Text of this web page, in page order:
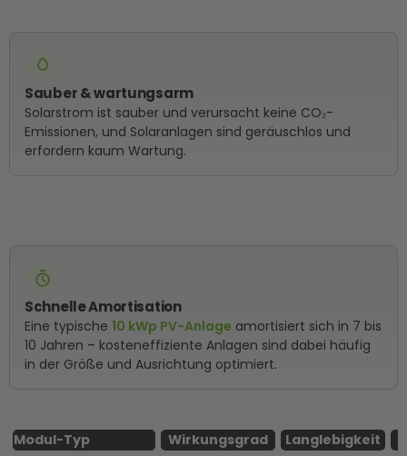
Sauber & wartungsarm
Solarstrom ist sauber und verursacht keine CO₂-
Emissionen, und Solaranlagen sind geräuschlos und
erfordern kaum Wartung.
Schnelle Amortisation
Eine typische 10 kWp PV-Anlage amortisiert sich in 7 bis
10 Jahren – kosteneffiziente Anlagen sind dabei häufig
in der Größe und Ausrichtung optimiert.
Modul-Typ Wirkungsgrad Langlebigkeit